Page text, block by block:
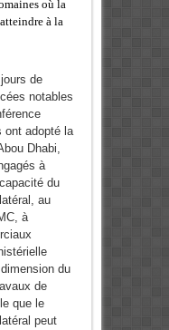
où la
à la
de
notables
ont adopté la
Dhabi,
à
du
au
à
du
de
que le
peut